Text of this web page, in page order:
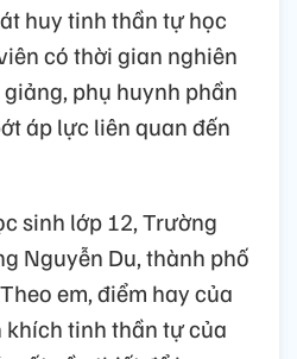
huy tinh thần tự học
có thời gian nghiên
phụ huynh phần
áp lực liên quan đến
sinh lớp 12, Trường
Nguyễn Du, thành phố
em, điểm hay của
tinh thần tự của